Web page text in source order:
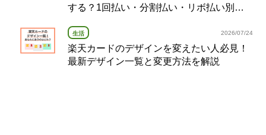
する？1回払い・分割払い・リボ払い別の
生活 2026/07/24
楽天カードのデザインを変えたい人必見！
最新デザイン一覧と変更方法を解説